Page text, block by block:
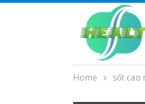
Home sốt cao